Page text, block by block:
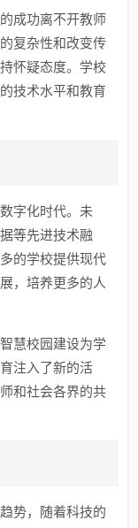
成功离不开教师
复杂性和改变传
怀疑态度。学校
技术水平和教育
字化时代。未
等先进技术融
的学校提供现代
，培养更多的人
慧校园建设为学
注入了新的活
和社会各界的共
势，随着科技的